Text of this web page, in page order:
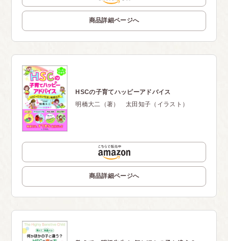
商品詳細ページへ
HSCの子育てハッピーアドバイス
明橋大二（著） 太田知子（イラスト）
商品詳細ページへ